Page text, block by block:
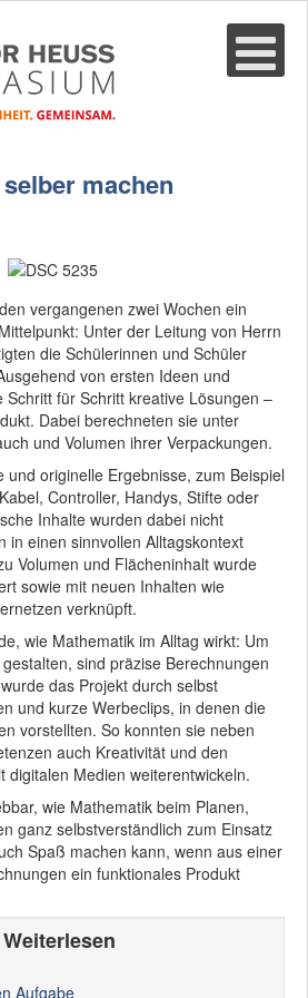
machen
vergangenen zwei Wochen ein
Unter der Leitung von Herrn
die Schülerinnen und Schüler
von ersten Ideen und
Schritt für Schritt kreative Lösungen –
Dabei berechneten sie unter
und Volumen ihrer Verpackungen.
und originelle Ergebnisse, zum Beispiel
Controller, Handys, Stifte oder
Inhalte wurden dabei nicht
in einen sinnvollen Alltagskontext
Volumen und Flächeninhalt wurde
sowie mit neuen Inhalten wie
verknüpft.
wie Mathematik im Alltag wirkt: Um
sind präzise Berechnungen
das Projekt durch selbst
und kurze Werbeclips, in denen die
vorstellten. So konnten sie neben
auch Kreativität und den
digitalen Medien weiterentwickeln.
wie Mathematik beim Planen,
ganz selbstverständlich zum Einsatz
Spaß machen kann, wenn aus einer
ein funktionales Produkt
Aufgabe